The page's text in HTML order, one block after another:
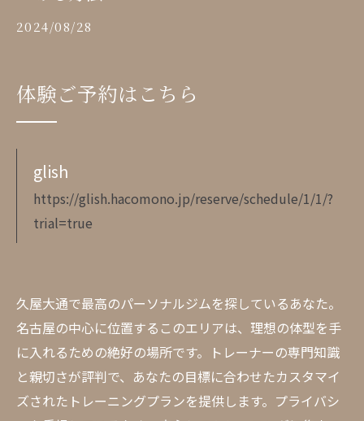
2024/08/28
体験ご予約はこちら
glish
https://glish.hacomono.jp/reserve/schedule/1/1/?
trial=true
久屋大通で最高のパーソナルジムを探しているあなた。
名古屋の中心に位置するこのエリアは、理想の体型を手
に入れるための絶好の場所です。トレーナーの専門知識
と親切さが評判で、あなたの目標に合わせたカスタマイ
ズされたトレーニングプランを提供します。プライバシ